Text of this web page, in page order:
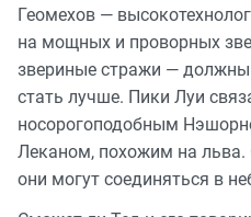
Геомехов —
на мощных и проворных
звериные стражи — должны
стать лучше. Пики Луи
носорогоподобным
Леканом, похожим на льва.
они могут соединяться в